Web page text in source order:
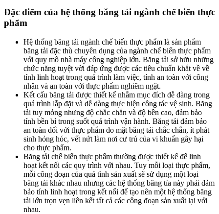
Đặc điểm của hệ thống băng tải ngành chế biến thực
phẩm
Hệ thống băng tải ngành chế biến thực phẩm là sản phẩm
băng tải đặc thù chuyên dụng của ngành chế biến thực phẩm
với quy mô nhà máy công nghiệp lớn. Băng tải sở hữu những
chức năng tuyệt vời đáp ứng được các tiêu chuẩn khắt về về
tính linh hoạt trong quá trình làm việc, tính an toàn với công
nhân và an toàn với thực phẩm nghiêm ngặt.
Kết cấu băng tải được thiết kế nhằm mục đích dễ dàng trong
quá trình lắp đặt và dễ dàng thực hiện công tác vệ sinh. Băng
tải tuy mỏng nhưng độ chắc chắn và độ bền cao, đảm bảo
tính bền bỉ trong suốt quá trình vận hành. Băng tải đảm bảo
an toàn đối với thực phẩm do mặt băng tải chắc chắn, ít phát
sinh hỏng hóc, vết nứt làm nơi cư trú của vi khuẩn gây hại
cho thực phẩm.
Băng tải chế biến thực phẩm thường được thiết kế để linh
hoạt kết nối các quy trình với nhau. Tuy mỗi loại thực phẩm,
mỗi công đoạn của quá tình sản xuất sẽ sử dụng một loại
băng tải khác nhau nhưng các hệ thống băng tỉa này phải đảm
bảo tính linh hoạt trong kết nối để tạo nên một hệ thống băng
tải lớn trọn vẹn liên kết tất cả các công đoạn sản xuất lại với
nhau.